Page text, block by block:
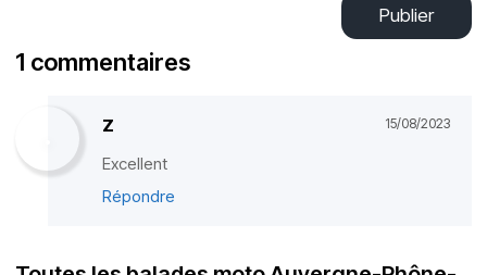
Publier
1 commentaires
Z 15/08/2023
Excellent
Répondre